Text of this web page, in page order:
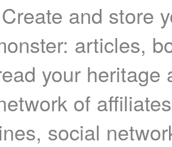
Create and store
articles,
your heritage
of
social